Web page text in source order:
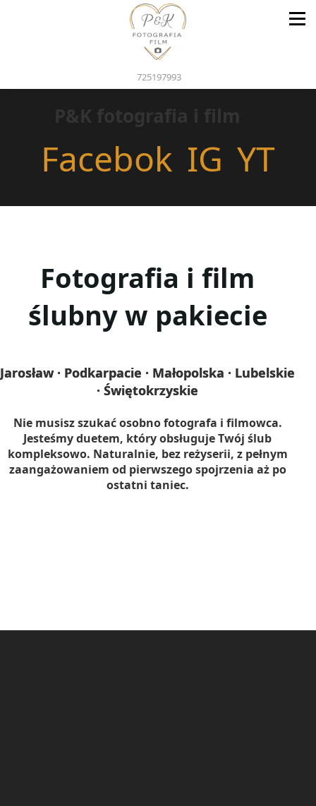
725197993
P&K fotografia i film
Facebok IG YT
Fotografia i film
ślubny w pakiecie
Jarosław · Podkarpacie · Małopolska · Lubelskie
· Świętokrzyskie
Nie musisz szukać osobno fotografa i filmowca.
Jesteśmy duetem, który obsługuje Twój ślub
kompleksowo. Naturalnie, bez reżyserii, z pełnym
zaangażowaniem od pierwszego spojrzenia aż po
ostatni taniec.